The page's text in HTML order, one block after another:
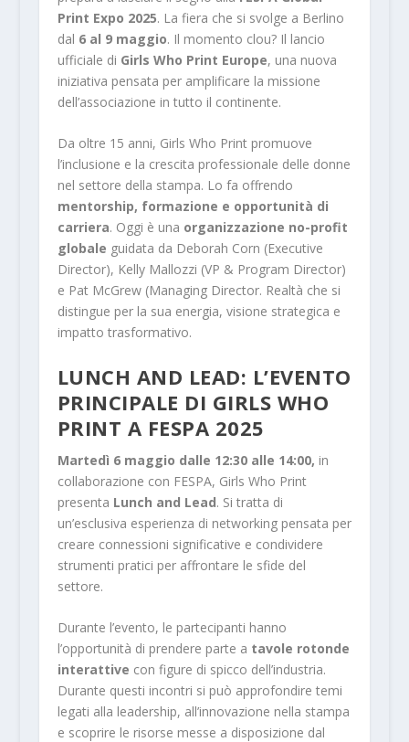
Print Expo 2025. La fiera che si svolge a Berlino
dal 6 al 9 maggio. Il momento clou? Il lancio
ufficiale di Girls Who Print Europe, una nuova
iniziativa pensata per amplificare la missione
dell’associazione in tutto il continente.
Da oltre 15 anni, Girls Who Print promuove
l’inclusione e la crescita professionale delle donne
nel settore della stampa. Lo fa offrendo
mentorship, formazione e opportunità di
carriera. Oggi è una organizzazione no-profit
globale guidata da Deborah Corn (Executive
Director), Kelly Mallozzi (VP & Program Director)
e Pat McGrew (Managing Director. Realtà che si
distingue per la sua energia, visione strategica e
impatto trasformativo.
LUNCH AND LEAD: L’EVENTO
PRINCIPALE DI GIRLS WHO
PRINT A FESPA 2025
Martedì 6 maggio dalle 12:30 alle 14:00, in
collaborazione con FESPA, Girls Who Print
presenta Lunch and Lead. Si tratta di
un’esclusiva esperienza di networking pensata per
creare connessioni significative e condividere
strumenti pratici per affrontare le sfide del
settore.
Durante l’evento, le partecipanti hanno
l’opportunità di prendere parte a tavole rotonde
interattive con figure di spicco dell’industria.
Durante questi incontri si può approfondire temi
legati alla leadership, all’innovazione nella stampa
e scoprire le risorse messe a disposizione dal